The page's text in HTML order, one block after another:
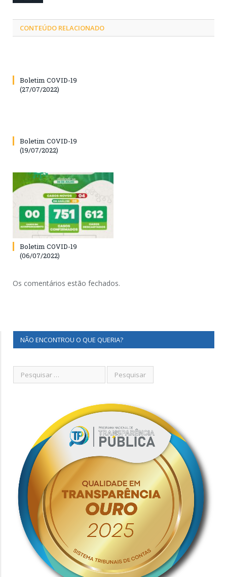
CONTEÚDO RELACIONADO
Boletim COVID-19
(27/07/2022)
Boletim COVID-19
(19/07/2022)
Boletim COVID-19
(06/07/2022)
Os comentários estão fechados.
NÃO ENCONTROU O QUE QUERIA?